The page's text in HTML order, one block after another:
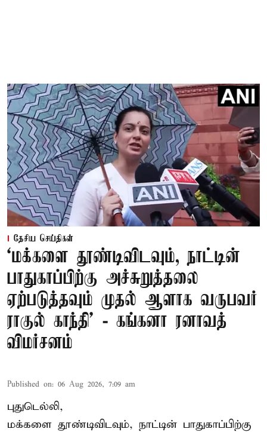
தேசிய செய்திகள்
‘மக்களை தூண்டிவிடவும், நாட்டின்
பாதுகாப்பிற்கு அச்சுறுத்தலை
ஏற்படுத்தவும் முதல் ஆளாக வருபவர்
ராகுல் காந்தி’ - கங்கனா ரனாவத்
விமர்சனம்
Published on: 06 Aug 2026, 7:09 am
புதுடெல்லி,
மக்களை தூண்டிவிடவும், நாட்டின் பாதுகாப்பிற்கு